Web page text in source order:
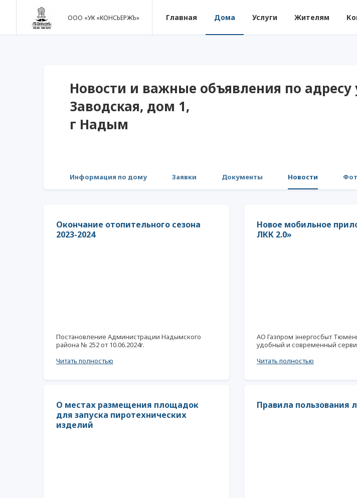
ООО «УК «КОНСЬЕРЖЪ» Главная Дома Услуги Жителям
Новости и важные объявления по адресу
Заводская, дом 1,
г Надым
Информация по дому Заявки Документы Новости
Окончание отопительного сезона
2023-2024
Постановление Администрации Надымского
района № 252 от 10.06.2024г.
Читать полностью
Новое мобильное
ЛКК 2.0»
АО Газпром энергосбыт
удобный и современный
Читать полностью
О местах размещения площадок
для запуска пиротехнических
изделий
Правила пользования